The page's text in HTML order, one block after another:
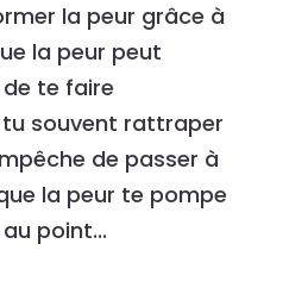
la peur grâce à
la peur peut
te faire
souvent rattraper
de passer à
la peur te pompe
point...